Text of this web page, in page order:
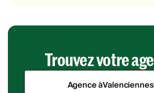
Trouvez votre
Agence àValenciennes